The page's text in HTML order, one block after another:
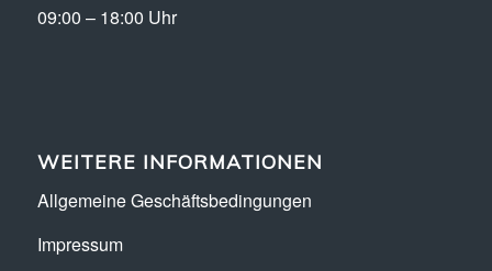
09:00 – 18:00 Uhr
WEITERE INFORMATIONEN
Allgemeine Geschäftsbedingungen
Impressum